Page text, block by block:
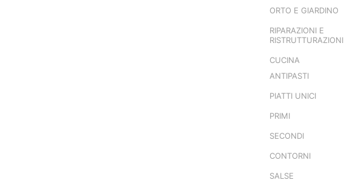
ORTO E GIARDINO
RIPARAZIONI E
RISTRUTTURAZIONI
CUCINA
ANTIPASTI
PIATTI UNICI
PRIMI
SECONDI
CONTORNI
SALSE